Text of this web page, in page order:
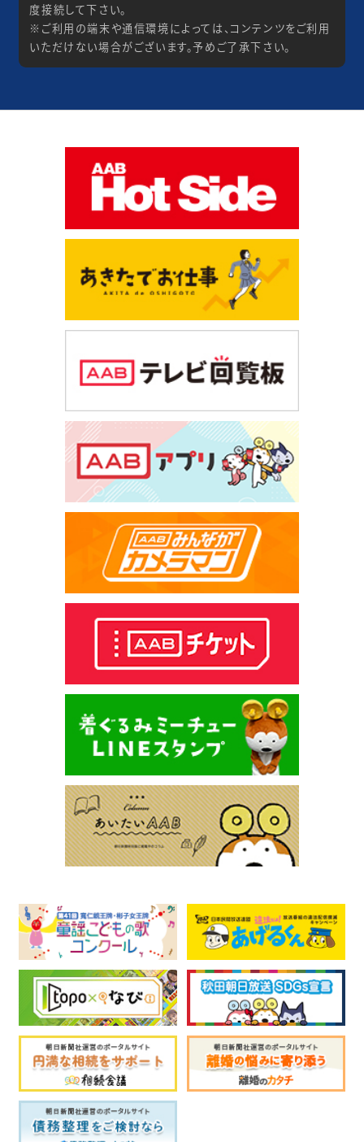
度接続して下さい。
※ご利用の端末や通信環境によっては、コンテンツをご利用
いただけない場合がございます。予めご了承下さい。